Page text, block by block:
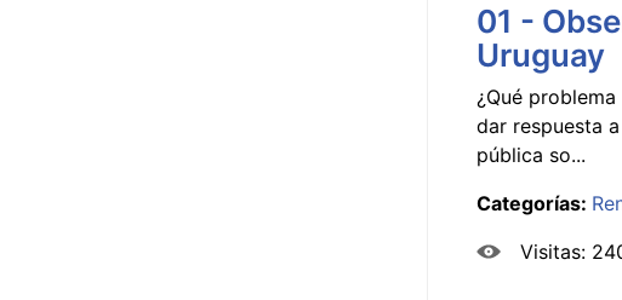
01 -
Uruguay
¿Qué
dar respuesta
pública so...
Categorías:
Visitas: